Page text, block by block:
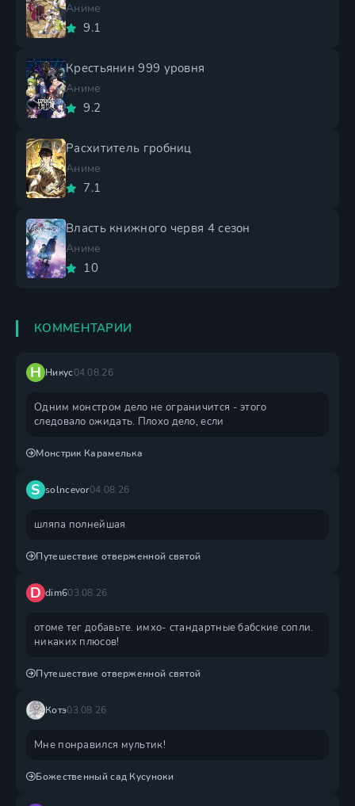
Аниме
9.1
Крестьянин 999 уровня
Аниме
9.2
Расхититель гробниц
Аниме
7.1
Власть книжного червя 4 сезон
Аниме
10
КОММЕНТАРИИ
Н Никус04.08.26
Одним монстром дело не ограничится - этого
следовало ожидать. Плохо дело, если
Монстрик Карамелька
S solncevor04.08.26
шляпа полнейшая
Путешествие отверженной святой
D dim603.08.26
отоме тег добавьте. имхо- стандартные бабские сопли.
никаких плюсов!
Путешествие отверженной святой
Котэ03.08.26
Мне понравился мультик!
Божественный сад Кусуноки